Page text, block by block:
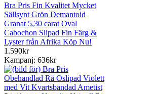
Bra Pris Fin Kvalitet Mycket
Sällsynt Grön Demantoid
Granat 5,30 carat Oval
Cabochon Slipad Fin Färg &
Lyster från Afrika Köp Nu!
1.590kr
Kampanj: 636kr